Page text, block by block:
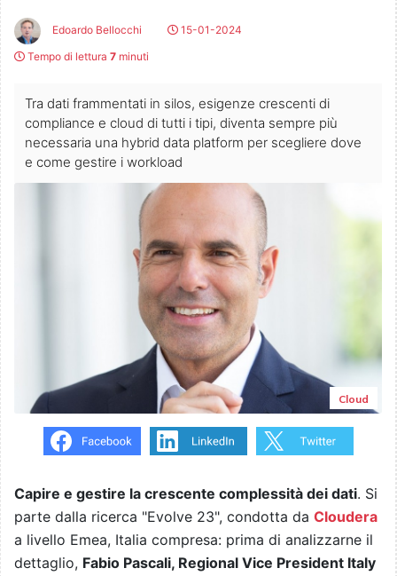
Edoardo Bellocchi
15-01-2024
Tempo di lettura 7 minuti
Tra dati frammentati in silos, esigenze crescenti di
compliance e cloud di tutti i tipi, diventa sempre più
necessaria una hybrid data platform per scegliere dove
e come gestire i workload
Cloud
Capire e gestire la crescente complessità dei dati. Si
parte dalla ricerca "Evolve 23", condotta da Cloudera
a livello Emea, Italia compresa: prima di analizzarne il
dettaglio, Fabio Pascali, Regional Vice President Italy